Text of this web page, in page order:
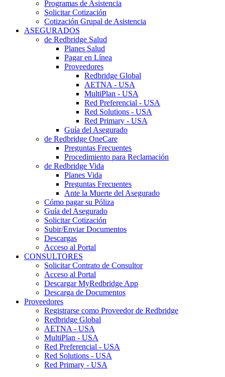
Programas de Asistencia
Solicitar Cotización
Cotización Grupal de Asistencia
ASEGURADOS
de Redbridge Salud
Planes Salud
Pagar en Línea
Proveedores
Redbridge Global
AETNA - USA
MultiPlan - USA
Red Preferencial - USA
Red Solutions - USA
Red Primary - USA
Guía del Asegurado
de Redbridge OneCare
Preguntas Frecuentes
Procedimiento para Reclamación
de Redbridge Vida
Planes Vida
Preguntas Frecuentes
Ante la Muerte del Asegurado
Cómo pagar su Póliza
Guía del Asegurado
Solicitar Cotización
Subir/Enviar Documentos
Descargas
Acceso al Portal
CONSULTORES
Solicitar Contrato de Consultor
Acceso al Portal
Descargar MyRedbridge App
Descarga de Documentos
Proveedores
Registrarse como Proveedor de Redbridge
Redbridge Global
AETNA - USA
MultiPlan - USA
Red Preferencial - USA
Red Solutions - USA
Red Primary - USA